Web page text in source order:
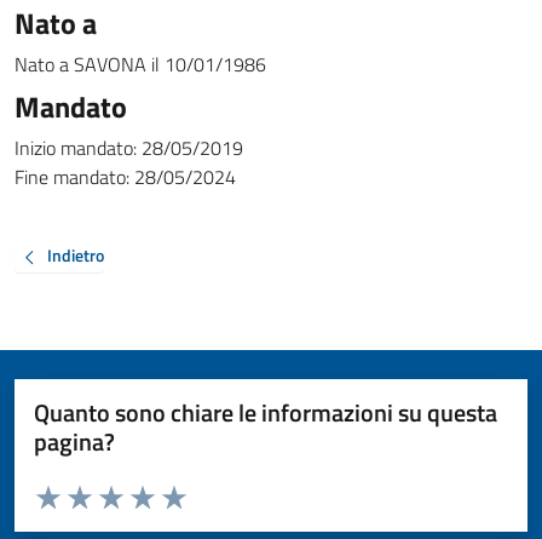
Nato a
Nato aSAVONA il 10/01/1986
Mandato
Inizio mandato: 28/05/2019
Fine mandato: 28/05/2024
Indietro
Quanto sono chiare le informazioni su questa
pagina?
Valuta da 1 a 5 stelle la pagina
Valuta 5 stelle su 5
Valuta 4 stelle su 5
Valuta 3 stelle su 5
Valuta 2 stelle su 5
Valuta 1 stelle su 5